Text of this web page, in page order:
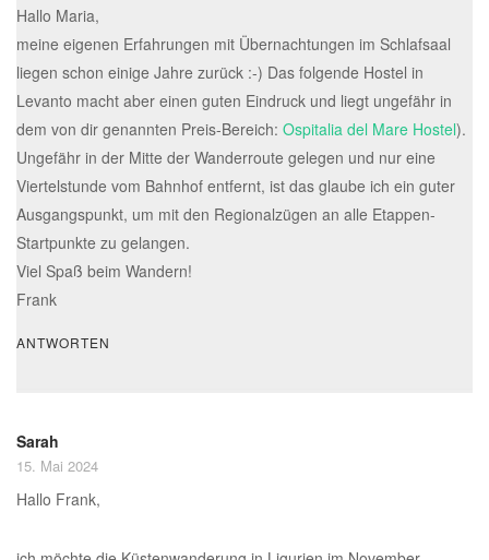
Hallo Maria,
meine eigenen Erfahrungen mit Übernachtungen im Schlafsaal
liegen schon einige Jahre zurück :-) Das folgende Hostel in
Levanto macht aber einen guten Eindruck und liegt ungefähr in
dem von dir genannten Preis-Bereich: Ospitalia del Mare Hostel).
Ungefähr in der Mitte der Wanderroute gelegen und nur eine
Viertelstunde vom Bahnhof entfernt, ist das glaube ich ein guter
Ausgangspunkt, um mit den Regionalzügen an alle Etappen-
Startpunkte zu gelangen.
Viel Spaß beim Wandern!
Frank
ANTWORTEN
Sarah
15. Mai 2024
Hallo Frank,